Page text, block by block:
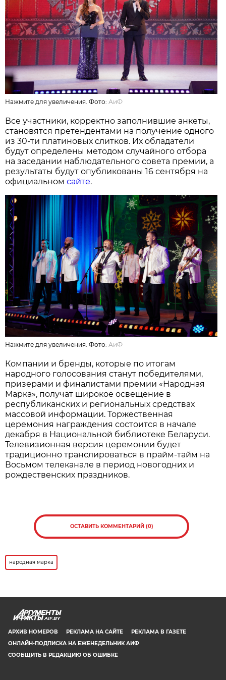
Нажмите для увеличения. Фото:АиФ
Все участники, корректно заполнившие анкеты,
становятся претендентами на получение одного
из 30-ти платиновых слитков. Их обладатели
будут определены методом случайного отбора
на заседании наблюдательного совета премии, а
результаты будут опубликованы 16 сентября на
официальномсайте.
Нажмите для увеличения. Фото:АиФ
Компании и бренды, которые по итогам
народного голосования станут победителями,
призерами и финалистами премии «Народная
Марка», получат широкое освещение в
республиканских и региональных средствах
массовой информации. Торжественная
церемония награждения состоится в начале
декабря в Национальной библиотеке Беларуси.
Телевизионная версия церемонии будет
традиционно транслироваться в прайм-тайм на
Восьмом телеканале в период новогодних и
рождественских праздников.
ОСТАВИТЬ КОММЕНТАРИЙ (0)
народная марка
AIF.BY
АРХИВ НОМЕРОВ РЕКЛАМА НА САЙТЕ
РЕКЛАМА В ГАЗЕТЕ
ОНЛАЙН-ПОДПИСКА НА ЕЖЕНЕДЕЛЬНИК АИФ
СООБЩИТЬ В РЕДАКЦИЮ ОБ ОШИБКЕ